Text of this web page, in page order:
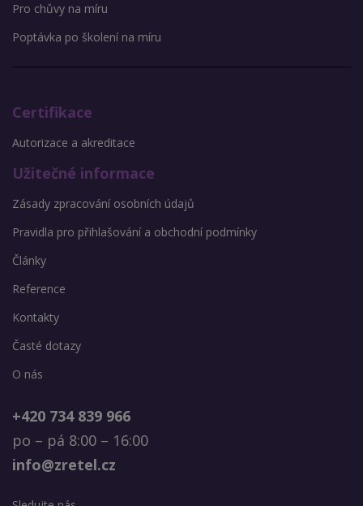
Pro chůvy na míru
Poptávka po školení na míru
Certifikace
Autorizace a akreditace
Užitečné informace
Zásady zpracování osobních údajů
Pravidla pro přihlašování a obchodní podmínky
Články
Reference
Kontakty
Časté dotazy
O nás
+420 734 839 966
po – pá 8:00 – 16:00
info@zretel.cz